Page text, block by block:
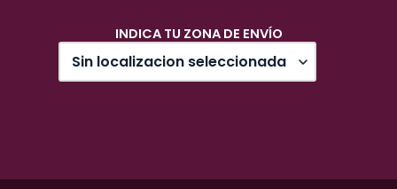
INDICA TU ZONA DE ENVÍO